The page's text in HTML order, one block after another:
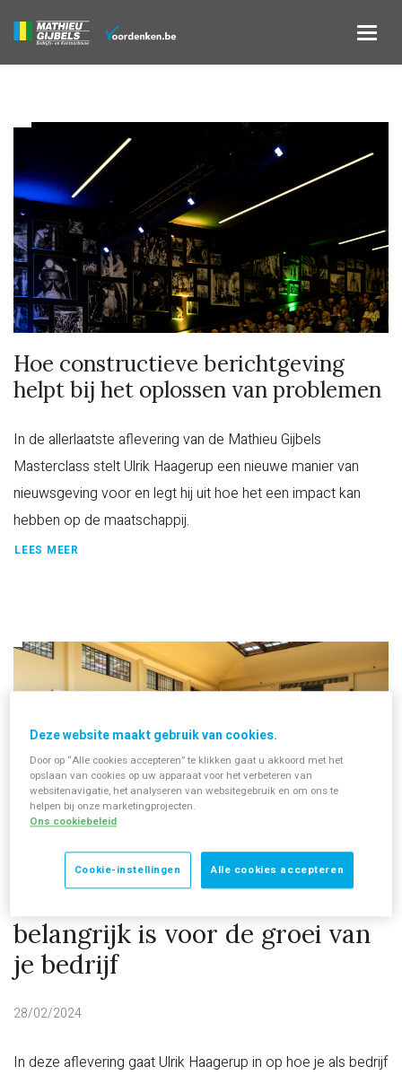
Hoe constructieve berichtgeving
helpt bij het oplossen van problemen
In de allerlaatste aflevering van de Mathieu Gijbels
Masterclass stelt Ulrik Haagerup een nieuwe manier van
nieuwsgeving voor en legt hij uit hoe het een impact kan
hebben op de maatschappij.
LEES MEER
belangrijk is voor de groei van
je bedrijf
28/02/2024
In deze aflevering gaat Ulrik Haagerup in op hoe je als bedrijf
Deze website maakt gebruik van cookies.
Door op “Alle cookies accepteren” te klikken gaat u akkoord met het
opslaan van cookies op uw apparaat voor het verbeteren van
websitenavigatie, het analyseren van websitegebruik en om ons te
helpen bij onze marketingprojecten.
Ons cookiebeleid
Alle cookies accepteren
Cookie-instellingen